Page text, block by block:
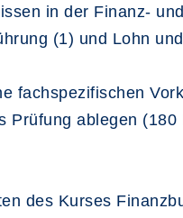
in der Finanz-
(1) und Lohn
fachspezifischen
Prüfung ablegen
des Kurses